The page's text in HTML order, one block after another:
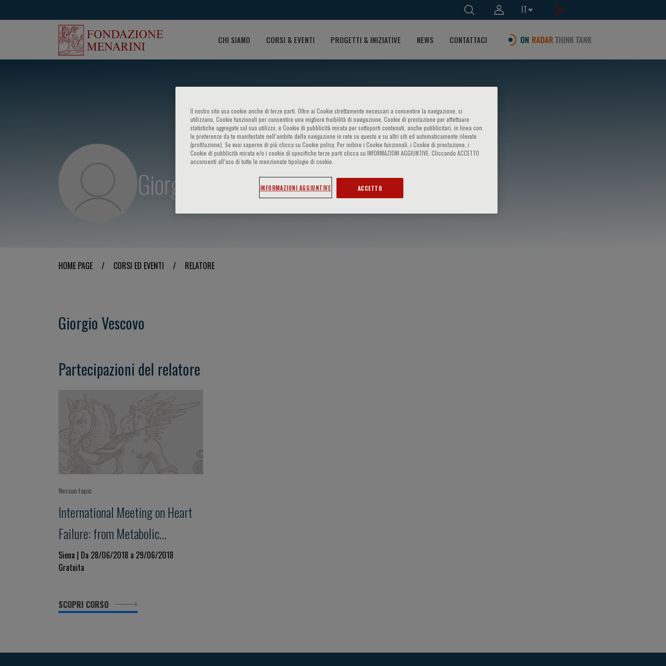
IT
CHI SIAMO CORSI & EVENTI PROGETTI & INIZIATIVE NEWS CONTATTACI
Giorgio Vescovo
HOME PAGE / CORSI ED EVENTI / RELATORE
Giorgio Vescovo
Partecipazioni del relatore
Nessun topic
International Meeting on Heart
Failure: from Metabolic
Disorders to Cardiovascular
Dysfunction
Siena | Da 28/06/2018 a 29/06/2018
Gratuita
SCOPRI CORSO
Il nostro sito usa cookie anche di terze parti. Oltre ai Cookie strettamente necessari a consentire la navigazione, si
utilizzano, Cookie funzionali per consentire una migliore fruibilità di navigazione, Cookie di prestazione per effettuare
statistiche aggregate sul suo utilizzo, e Cookie di pubblicità mirata per sottoporti contenuti, anche pubblicitari, in linea con
le preferenze da te manifestate nell‘ambito della navigazione in rete su questo e su altri siti ed automaticamente rilevate
(profilazione). Se vuoi saperne di più clicca su Cookie policy. Per inibire i Cookie funzionali, i Cookie di prestazione, i
Cookie di pubblicità mirata e/o i cookie di specifiche terze parti clicca su INFORMAZIONI AGGIUNTIVE. Cliccando ACCETTO
acconsenti all’uso di tutte le menzionate tipologie di cookie.
INFORMAZIONI AGGIUNTIVE ACCETTO